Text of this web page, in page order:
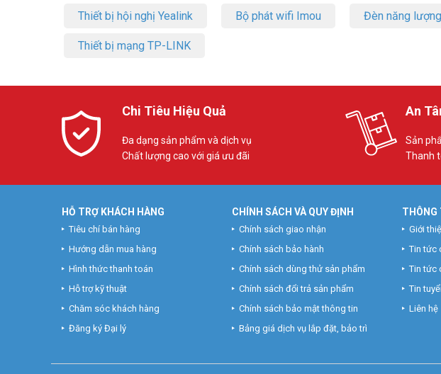
Thiết bị hội nghị Yealink Bộ phát wifi Imou Đèn năng
Thiết bị mạng TP-LINK
Chi Tiêu Hiệu Quả
Đa dạng sản phẩm và dịch vụ
Chất lượng cao với giá ưu đãi
An
Sản
Thanh
HỖ TRỢ KHÁCH HÀNG
Tiêu chí bán hàng
Hướng dẫn mua hàng
Hình thức thanh toán
Hỗ trợ kỹ thuật
Chăm sóc khách hàng
Đăng ký Đại lý
CHÍNH SÁCH VÀ QUY ĐỊNH
Chính sách giao nhận
Chính sách bảo hành
Chính sách dùng thử sản phẩm
Chính sách đổi trả sản phẩm
Chính sách bảo mật thông tin
Bảng giá dịch vụ lắp đặt, bảo trì
THÔNG
Giới
Tin tức
Tin tức
Tin
Liên hệ